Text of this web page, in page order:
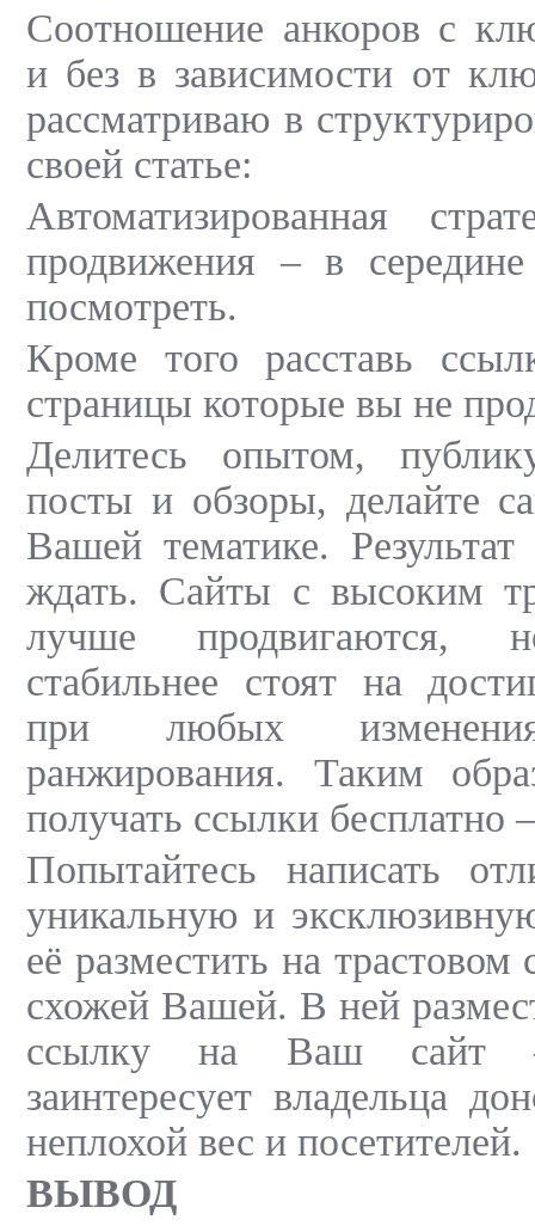
Соотношение анкоров с
и без в зависимости от
рассматриваю в
своей статье:
Автоматизированная
продвижения – в
посмотреть.
Кроме того расставь
страницы которые вы не
Делитесь опытом,
посты и обзоры, делайте
Вашей тематике. Результат
ждать. Сайты с высоким
лучше
стабильнее стоят на
при любых
ранжирования. Таким
получать ссылки бесплатно
Попытайтесь написать
уникальную и
её разместить на трастовом
схожей Вашей. В ней
ссылку на Ваш сайт
заинтересует владельца
неплохой вес и посетителей.
ВЫВОД